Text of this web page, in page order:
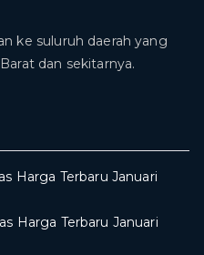
ke suluruh daerah yang
dan sekitarnya.
Harga Terbaru Januari
Harga Terbaru Januari